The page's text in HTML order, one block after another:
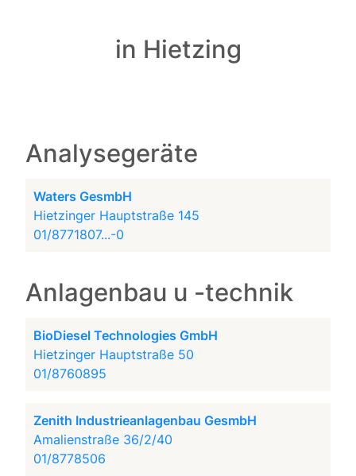
in Hietzing
Analysegeräte
Waters GesmbH
Hietzinger Hauptstraße 145
01/8771807...-0
Anlagenbau u -technik
BioDiesel Technologies GmbH
Hietzinger Hauptstraße 50
01/8760895
Zenith Industrieanlagenbau GesmbH
Amalienstraße 36/2/40
01/8778506